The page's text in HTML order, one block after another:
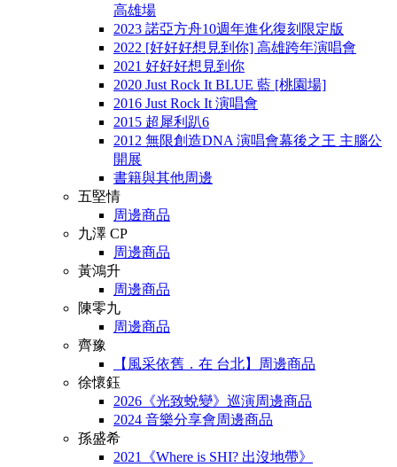
高雄場
2023 諾亞方舟10週年進化復刻限定版
2022 [好好好想見到你] 高雄跨年演唱會
2021 好好好想見到你
2020 Just Rock It BLUE 藍 [桃園場]
2016 Just Rock It 演唱會
2015 超犀利趴6
2012 無限創造DNA 演唱會幕後之王 主腦公
開展
書籍與其他周邊
五堅情
周邊商品
九澤 CP
周邊商品
黃鴻升
周邊商品
陳零九
周邊商品
齊豫
【風采依舊．在 台北】周邊商品
徐懷鈺
2026《光致蛻變》巡演周邊商品
2024 音樂分享會周邊商品
孫盛希
2021《Where is SHI? 出沒地帶》